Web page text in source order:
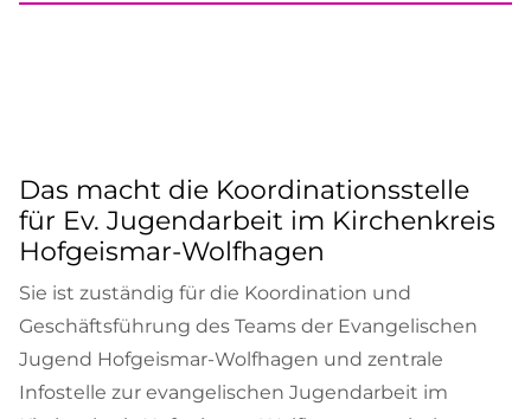
Das macht die Koordinationsstelle
für Ev. Jugendarbeit im Kirchenkreis
Hofgeismar-Wolfhagen
Sie ist zuständig für die Koordination und
Geschäftsführung des Teams der Evangelischen
Jugend Hofgeismar-Wolfhagen und zentrale
Infostelle zur evangelischen Jugendarbeit im